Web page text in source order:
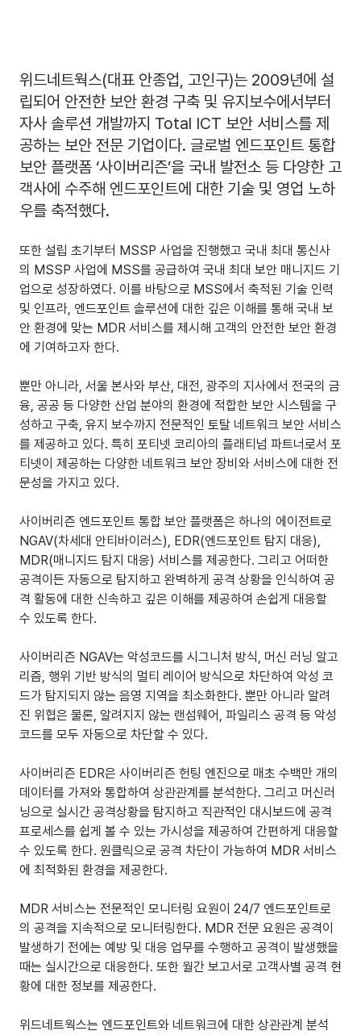
위드네트웍스(대표 안종업, 고인구)는 2009년에 설
립되어 안전한 보안 환경 구축 및 유지보수에서부터
자사 솔루션 개발까지 Total ICT 보안 서비스를 제
공하는 보안 전문 기업이다. 글로벌 엔드포인트 통합
보안 플랫폼 ‘사이버리즌’을 국내 발전소 등 다양한 고
객사에 수주해 엔드포인트에 대한 기술 및 영업 노하
우를 축적했다.
또한 설립 초기부터 MSSP 사업을 진행했고 국내 최대 통신사
의 MSSP 사업에 MSS를 공급하여 국내 최대 보안 매니지드 기
업으로 성장하였다. 이를 바탕으로 MSS에서 축적된 기술 인력
및 인프라, 엔드포인트 솔루션에 대한 깊은 이해를 통해 국내 보
안 환경에 맞는 MDR 서비스를 제시해 고객의 안전한 보안 환경
에 기여하고자 한다.
뿐만 아니라, 서울 본사와 부산, 대전, 광주의 지사에서 전국의 금
융, 공공 등 다양한 산업 분야의 환경에 적합한 보안 시스템을 구
성하고 구축, 유지 보수까지 전문적인 토탈 네트워크 보안 서비스
를 제공하고 있다. 특히 포티넷 코리아의 플래티넘 파트너로서 포
티넷이 제공하는 다양한 네트워크 보안 장비와 서비스에 대한 전
문성을 가지고 있다.
사이버리즌 엔드포인트 통합 보안 플랫폼은 하나의 에이전트로
NGAV(차세대 안티바이러스), EDR(엔드포인트 탐지 대응),
MDR(매니지드 탐지 대응) 서비스를 제공한다. 그리고 어떠한
공격이든 자동으로 탐지하고 완벽하게 공격 상황을 인식하여 공
격 활동에 대한 신속하고 깊은 이해를 제공하여 손쉽게 대응할
수 있도록 한다.
사이버리즌 NGAV는 악성코드를 시그니처 방식, 머신 러닝 알고
리즘, 행위 기반 방식의 멀티 레이어 방식으로 차단하여 악성 코
드가 탐지되지 않는 음영 지역을 최소화한다. 뿐만 아니라 알려
진 위협은 물론, 알려지지 않는 랜섬웨어, 파일리스 공격 등 악성
코드를 모두 자동으로 차단할 수 있다.
사이버리즌 EDR은 사이버리즌 헌팅 엔진으로 매초 수백만 개의
데이터를 가져와 통합하여 상관관계를 분석한다. 그리고 머신러
닝으로 실시간 공격상황을 탐지하고 직관적인 대시보드에 공격
프로세스를 쉽게 볼 수 있는 가시성을 제공하여 간편하게 대응할
수 있도록 한다. 원클릭으로 공격 차단이 가능하여 MDR 서비스
에 최적화된 환경을 제공한다.
MDR 서비스는 전문적인 모니터링 요원이 24/7 엔드포인트로
의 공격을 지속적으로 모니터링한다. MDR 전문 요원은 공격이
발생하기 전에는 예방 및 대응 업무를 수행하고 공격이 발생했을
때는 실시간으로 대응한다. 또한 월간 보고서로 고객사별 공격 현
황에 대한 정보를 제공한다.
위드네트웍스는 엔드포인트와 네트워크에 대한 상관관계 분석